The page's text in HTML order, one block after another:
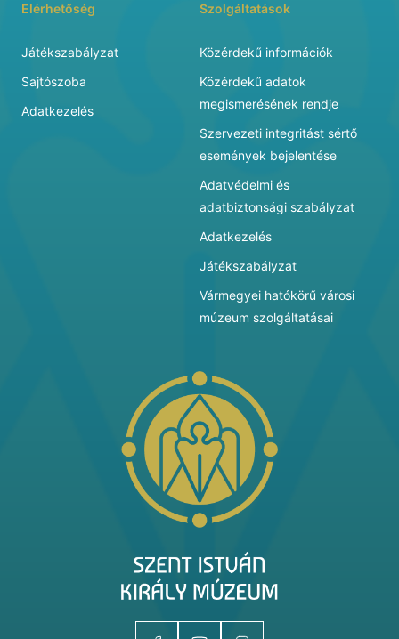
Elérhetőség
Játékszabályzat
Sajtószoba
Adatkezelés
Szolgáltatások
Közérdekű információk
Közérdekű adatok
megismerésének rendje
Szervezeti integritást sértő
események bejelentése
Adatvédelmi és
adatbiztonsági szabályzat
Adatkezelés
Játékszabályzat
Vármegyei hatókörű városi
múzeum szolgáltatásai